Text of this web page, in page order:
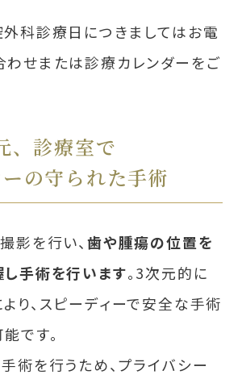
科診療日につきましてはお電
わせまたは診療カレンダーをご
、診療室で
の守られた手術
影を行い、歯や腫瘍の位置を
手術を行います。3次元的に
り、スピーディーで安全な手術
です。
術を行うため、プライバシー